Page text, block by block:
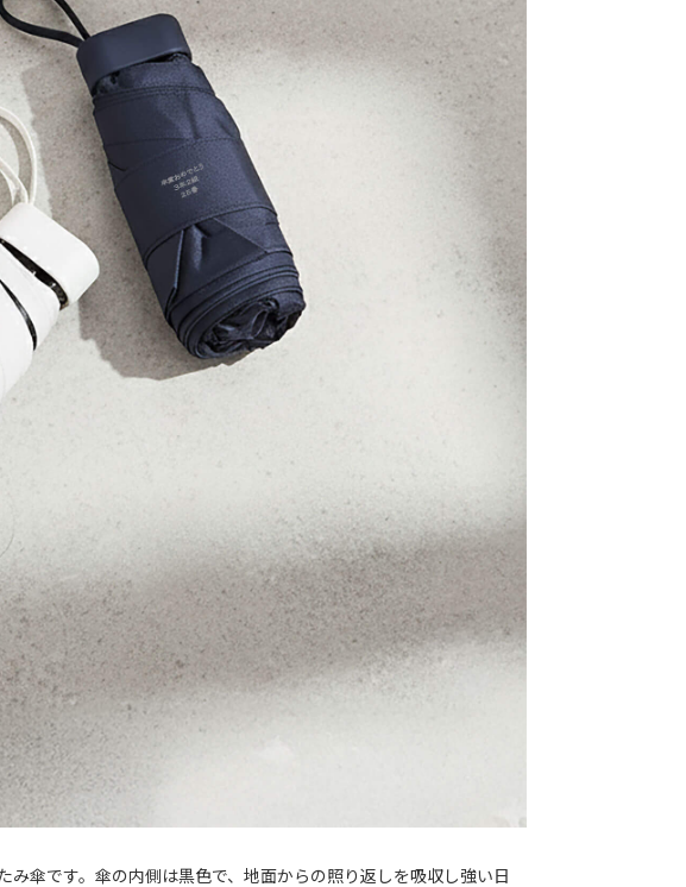
傘です。傘の内側は黒色で、地面からの照り返しを吸収し強い日